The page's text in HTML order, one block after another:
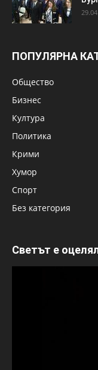
ПОПУЛЯРНА
Общество
Бизнес
Култура
Политика
Крими
Хумор
Спорт
Без категория
Светът е